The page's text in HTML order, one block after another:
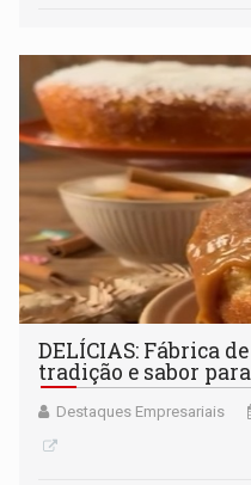
DELÍCIAS: Fábrica
tradição e sabor
Destaques Empresariais